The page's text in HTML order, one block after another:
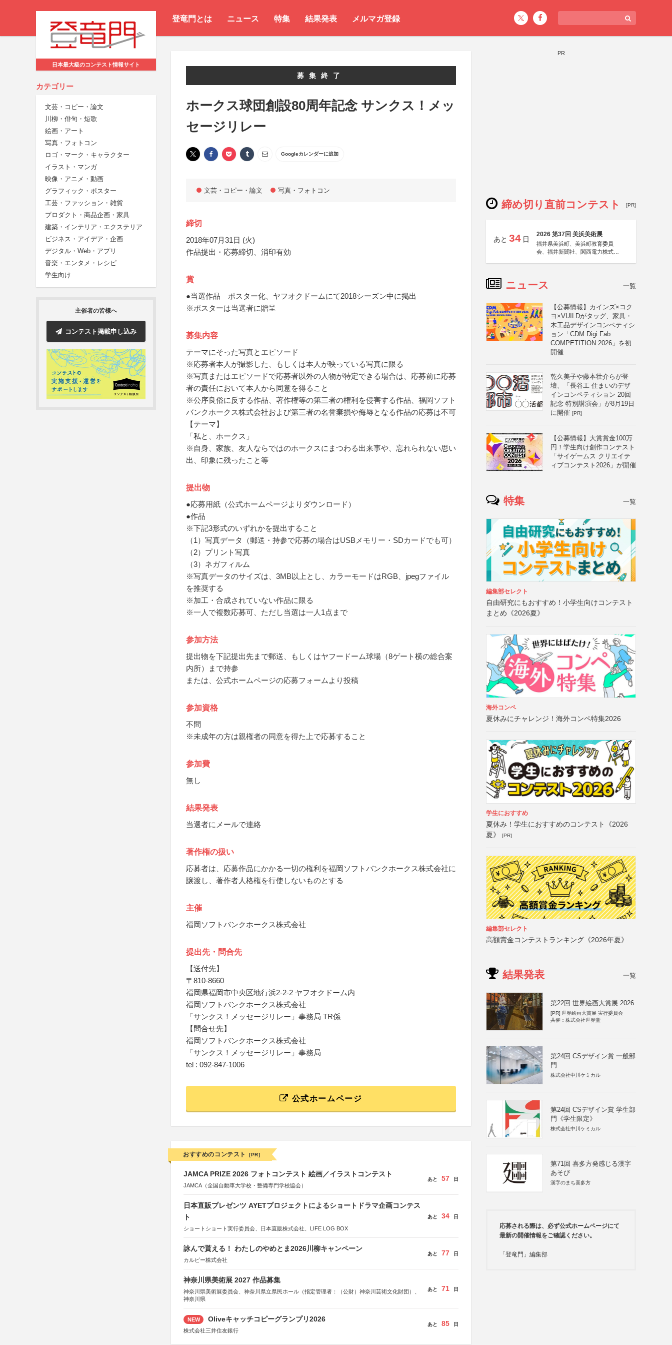
登竜門とは ニュース 特集 結果発表 メルマガ登録
日本最大級のコンテスト情報サイト
カテゴリー
文芸・コピー・論文
川柳・俳句・短歌
絵画・アート
写真・フォトコン
ロゴ・マーク・キャラクター
イラスト・マンガ
映像・アニメ・動画
グラフィック・ポスター
工芸・ファッション・雑貨
プロダクト・商品企画・家具
建築・インテリア・エクステリア
ビジネス・アイデア・企画
デジタル・Web・アプリ
音楽・エンタメ・レシピ
学生向け
主催者の皆様へ
コンテスト掲載申し込み
募集終了
ホークス球団創設80周年記念 サンクス！メッ
セージリレー
Googleカレンダーに追加
文芸・コピー・論文 写真・フォトコン
締切
2018年07月31日 (火)
作品提出・応募締切、消印有効
賞
●当選作品 ポスター化、ヤフオクドームにて2018シーズン中に掲出
※ポスターは当選者に贈呈
募集内容
テーマにそった写真とエピソード
※応募者本人が撮影した、もしくは本人が映っている写真に限る
※写真またはエピソードで応募者以外の人物が特定できる場合は、応募前に応募
者の責任において本人から同意を得ること
※公序良俗に反する作品、著作権等の第三者の権利を侵害する作品、福岡ソフト
バンクホークス株式会社および第三者の名誉棄損や侮辱となる作品の応募は不可
【テーマ】
「私と、ホークス」
※自身、家族、友人ならではのホークスにまつわる出来事や、忘れられない思い
出、印象に残ったこと等
提出物
●応募用紙（公式ホームページよりダウンロード）
●作品
※下記3形式のいずれかを提出すること
（1）写真データ（郵送・持参で応募の場合はUSBメモリー・SDカードでも可）
（2）プリント写真
（3）ネガフィルム
※写真データのサイズは、3MB以上とし、カラーモードはRGB、jpegファイル
を推奨する
※加工・合成されていない作品に限る
※一人で複数応募可、ただし当選は一人1点まで
参加方法
提出物を下記提出先まで郵送、もしくはヤフードーム球場（8ゲート横の総合案
内所）まで持参
または、公式ホームページの応募フォームより投稿
参加資格
不問
※未成年の方は親権者の同意を得た上で応募すること
参加費
無し
結果発表
当選者にメールで連絡
著作権の扱い
応募者は、応募作品にかかる一切の権利を福岡ソフトバンクホークス株式会社に
譲渡し、著作者人格権を行使しないものとする
主催
福岡ソフトバンクホークス株式会社
提出先・問合先
【送付先】
〒810-8660
福岡県福岡市中央区地行浜2-2-2 ヤフオクドーム内
福岡ソフトバンクホークス株式会社
「サンクス！メッセージリレー」事務局 TR係
【問合せ先】
福岡ソフトバンクホークス株式会社
「サンクス！メッセージリレー」事務局
tel : 092-847-1006
公式ホームページ
おすすめのコンテスト [PR]
JAMCA PRIZE 2026 フォトコンテスト 絵画／イラストコンテスト
JAMCA（全国自動車大学校・整備専門学校協会）
あと 57 日
日本直販プレゼンツ AYETプロジェクトによるショートドラマ企画コンテス
ト
ショートショート実行委員会、日本直販株式会社、LIFE LOG BOX
あと 34 日
詠んで貰える！ わたしのやめとま2026川柳キャンペーン
カルビー株式会社
あと 77 日
神奈川県美術展 2027 作品募集
神奈川県美術展委員会、神奈川県立県民ホール（指定管理者：（公財）神奈川芸術文化財団）、
神奈川県
あと 71 日
NEW Oliveキャッチコピーグランプリ2026
株式会社三井住友銀行
あと 85 日
PR
締め切り直前コンテスト [PR]
あと 34 日
2026 第37回 美浜美術展
福井県美浜町、美浜町教育委員
会、福井新聞社、関西電力株式会
ニュース 一覧
【公募情報】カインズ×コク
ヨ×VUILDがタッグ、家具・
木工品デザインコンペティシ
ョン「CDM Digi Fab
COMPETITION 2026」を初
開催
乾久美子や藤本壮介らが登
壇、「長谷工 住まいのデザ
インコンペティション 20回
記念 特別講演会」が8月19日
に開催 [PR]
【公募情報】大賞賞金100万
円！学生向け創作コンテスト
「サイゲームス クリエイテ
ィブコンテスト2026」が開催
特集 一覧
編集部セレクト
自由研究にもおすすめ！小学生向けコンテスト
まとめ《2026夏》
海外コンペ
夏休みにチャレンジ！海外コンペ特集2026
学生におすすめ
夏休み！学生におすすめのコンテスト《2026
夏》
[PR]
編集部セレクト
高額賞金コンテストランキング《2026年夏》
結果発表 一覧
第22回 世界絵画大賞展 2026
[PR] 世界絵画大賞展 実行委員会
共催：株式会社世界堂
第24回 CSデザイン賞 一般部
門
株式会社中川ケミカル
第24回 CSデザイン賞 学生部
門《学生限定》
株式会社中川ケミカル
第71回 喜多方発感じる漢字
あそび
漢字のまち喜多方
応募される際は、必ず公式ホームページにて
最新の開催情報をご確認ください。
「登竜門」編集部